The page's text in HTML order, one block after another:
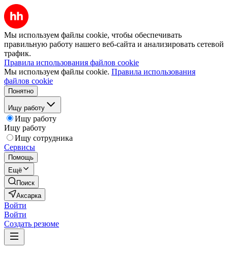
Мы используем файлы cookie, чтобы обеспечивать
правильную работу нашего веб-сайта и анализировать сетевой
трафик.
Правила использования файлов cookie
Мы используем файлы cookie. Правила использования
файлов cookie
Понятно
Ищу работу
Ищу работу
Ищу работу
Ищу сотрудника
Сервисы
Помощь
Ещё
Поиск
Аксарка
Войти
Войти
Создать резюме